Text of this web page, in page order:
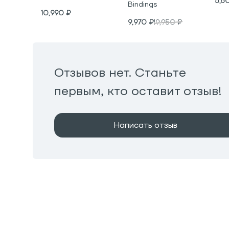
10,990 ₽
Bindings
9,970 ₽19,950₽
Отзывов нет. Станьте
первым, кто оставит отзыв!
Написать отзыв